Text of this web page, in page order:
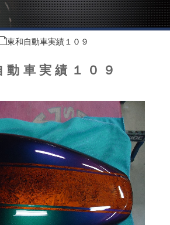
東和自動車実績１０９
動車実績１０９